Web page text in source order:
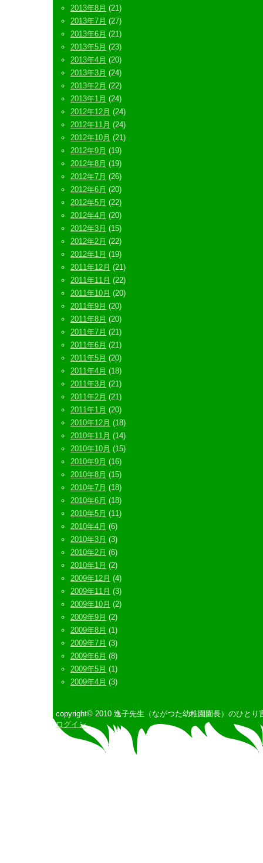
2013年8月 (21)
2013年7月 (27)
2013年6月 (21)
2013年5月 (23)
2013年4月 (20)
2013年3月 (24)
2013年2月 (22)
2013年1月 (24)
2012年12月 (24)
2012年11月 (24)
2012年10月 (21)
2012年9月 (19)
2012年8月 (19)
2012年7月 (26)
2012年6月 (20)
2012年5月 (22)
2012年4月 (20)
2012年3月 (15)
2012年2月 (22)
2012年1月 (19)
2011年12月 (21)
2011年11月 (22)
2011年10月 (20)
2011年9月 (20)
2011年8月 (20)
2011年7月 (21)
2011年6月 (21)
2011年5月 (20)
2011年4月 (18)
2011年3月 (21)
2011年2月 (21)
2011年1月 (20)
2010年12月 (18)
2010年11月 (14)
2010年10月 (15)
2010年9月 (16)
2010年8月 (15)
2010年7月 (18)
2010年6月 (18)
2010年5月 (11)
2010年4月 (6)
2010年3月 (3)
2010年2月 (6)
2010年1月 (2)
2009年12月 (4)
2009年11月 (3)
2009年10月 (2)
2009年9月 (2)
2009年8月 (1)
2009年7月 (3)
2009年6月 (8)
2009年5月 (1)
2009年4月 (3)
copyright© 2010 逸子先生（ながつた幼稚園園長）のひとり
ログイン